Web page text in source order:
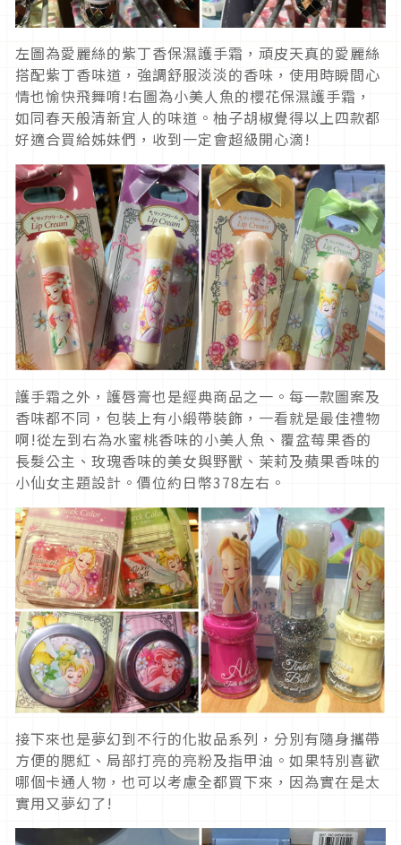
左圖為愛麗絲的紫丁香保濕護手霜，頑皮天真的愛麗絲
搭配紫丁香味道，強調舒服淡淡的香味，使用時瞬間心
情也愉快飛舞唷!右圖為小美人魚的櫻花保濕護手霜，
如同春天般清新宜人的味道。柚子胡椒覺得以上四款都
好適合買給姊妹們，收到一定會超級開心滴!
護手霜之外，護唇膏也是經典商品之一。每一款圖案及
香味都不同，包裝上有小緞帶裝飾，一看就是最佳禮物
啊!從左到右為水蜜桃香味的小美人魚、覆盆莓果香的
長髮公主、玫瑰香味的美女與野獸、茉莉及蘋果香味的
小仙女主題設計。價位約日幣378左右。
接下來也是夢幻到不行的化妝品系列，分別有隨身攜帶
方便的腮紅、局部打亮的亮粉及指甲油。如果特別喜歡
哪個卡通人物，也可以考慮全都買下來，因為實在是太
實用又夢幻了!